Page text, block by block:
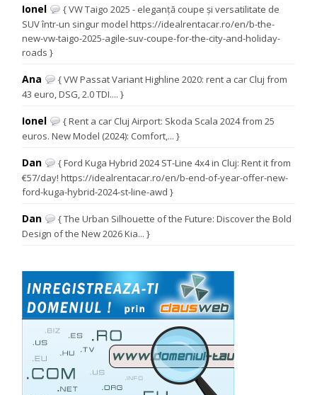
Ionel
{ VW Taigo 2025 - eleganță coupe și versatilitate de
SUV într-un singur model https://idealrentacar.ro/en/b-the-
new-vw-taigo-2025-agile-suv-coupe-for-the-city-and-holiday-
roads }
Ana
{ VW Passat Variant Highline 2020: rent a car Cluj from
43 euro, DSG, 2.0 TDI.... }
Ionel
{ Rent a car Cluj Airport: Skoda Scala 2024 from 25
euros. New Model (2024): Comfort,... }
Dan
{ Ford Kuga Hybrid 2024 ST-Line 4x4 in Cluj: Rent it from
€57/day! https://idealrentacar.ro/en/b-end-of-year-offer-new-
ford-kuga-hybrid-2024-st-line-awd }
Dan
{ The Urban Silhouette of the Future: Discover the Bold
Design of the New 2026 Kia... }